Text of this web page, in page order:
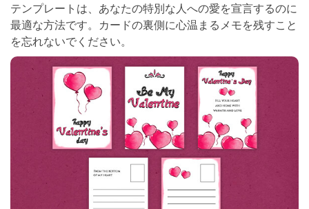
テンプレートは、あなたの特別な人への愛を宣言するのに
最適な方法です。カードの裏側に心温まるメモを残すこと
を忘れないでください。